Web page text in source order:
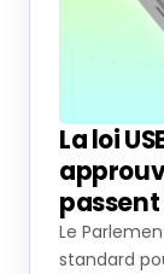
La loi
passent
Le
standard